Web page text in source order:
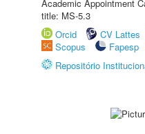
Academic Appointment
title: MS-5.3
Orcid
CV Lattes
Scopus
Fapesp
Repositório